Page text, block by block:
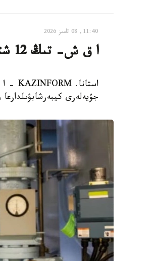
11:40, 08 تامىز 2026
ا ق ش- تىڭ 12 شتاتىنداعى سۋ جۇيەلەرى كيبەرشابۋىلعا ۇشىرادى
جۇيەلەرى